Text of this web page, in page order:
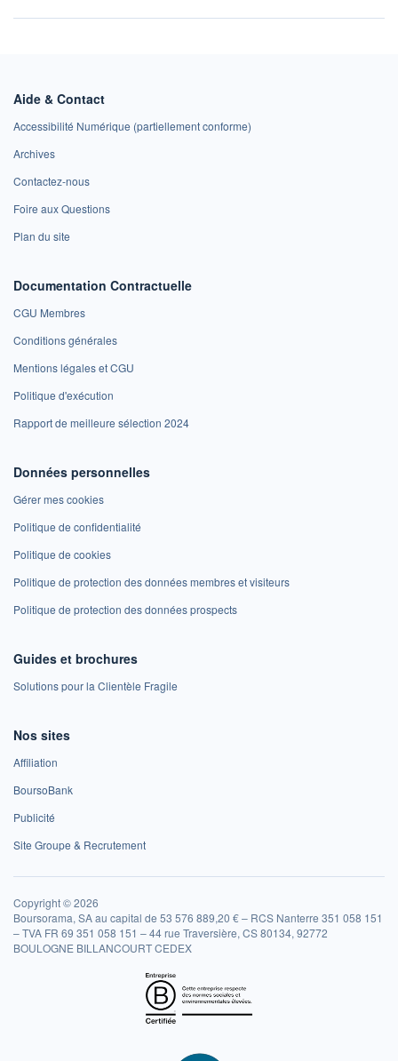
Aide & Contact
Accessibilité Numérique (partiellement conforme)
Archives
Contactez-nous
Foire aux Questions
Plan du site
Documentation Contractuelle
CGU Membres
Conditions générales
Mentions légales et CGU
Politique d'exécution
Rapport de meilleure sélection 2024
Données personnelles
Gérer mes cookies
Politique de confidentialité
Politique de cookies
Politique de protection des données membres et visiteurs
Politique de protection des données prospects
Guides et brochures
Solutions pour la Clientèle Fragile
Nos sites
Affiliation
BoursoBank
Publicité
Site Groupe & Recrutement
Copyright © 2026
Boursorama, SA au capital de 53 576 889,20 € – RCS Nanterre 351 058 151
– TVA FR 69 351 058 151 – 44 rue Traversière, CS 80134, 92772
BOULOGNE BILLANCOURT CEDEX